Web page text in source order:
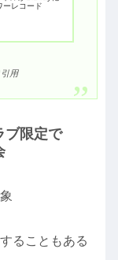
ーレコード
用
ブ限定で
ることもある